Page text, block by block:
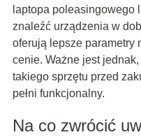
laptopa poleasingowego
znaleźć urządzenia w
oferują lepsze parametry
cenie. Ważne jest
takiego sprzętu przed
pełni funkcjonalny.
Na co zwrócić